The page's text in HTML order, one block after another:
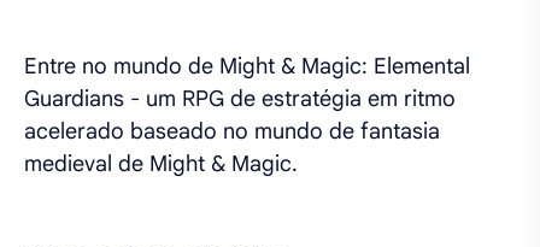
Entre no mundo de Might & Magic: Elemental
Guardians - um RPG de estratégia em ritmo
acelerado baseado no mundo de fantasia
medieval de Might & Magic.